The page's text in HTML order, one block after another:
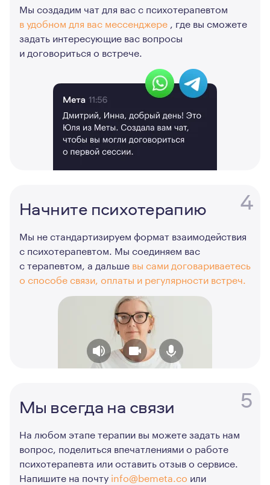
Мы создадим чат для вас с психотерапевтом
в удобном для вас мессенджере , где вы сможете
задать интересующие вас вопросы
и договориться о встрече.
4
Начните психотерапию
Мы не стандартизируем формат взаимодействия
с психотерапевтом. Мы соединяем вас
с терапевтом, а дальше вы сами договариваетесь
о способе связи, оплаты и регулярности встреч.
5
Мы всегда на связи
На любом этапе терапии вы можете задать нам
вопрос, поделиться впечатлениями о работе
психотерапевта или оставить отзыв о сервисе.
Напишите на почту info@bemeta.co или